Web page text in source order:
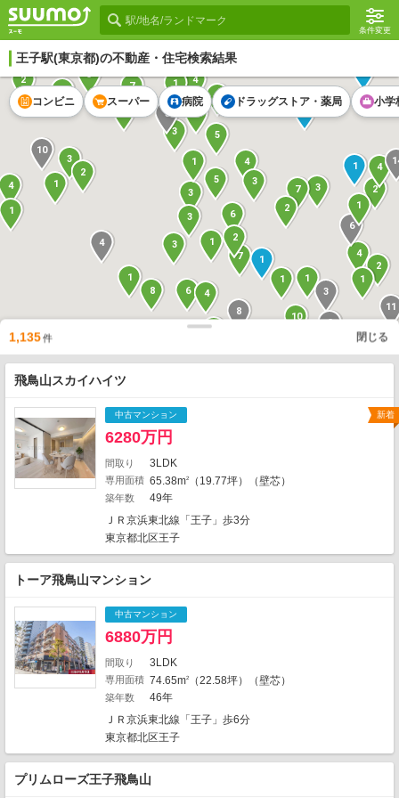
条件変更
王子駅(東京都)の不動産・住宅検索結果
6
10
8
3
3
10
4
6
5
5
8
1
1
1
4
3
4
3
9
4
3
7
7
7
2
1
1
11
4
4
1
4
2
3
13
3
4
4
1
1
1
1
3
10
3
1
4
5
1
3
3
4
4
5
1
6
1
2
13
2
2
1
1
1
1
1
2
1
1
1135件中、中心地から近い999件までを
表示しています。
コンビニ スーパー 病院 ドラッグストア・薬局 小学
1,135件 閉じる
飛鳥山スカイハイツ
新着
中古マンション
6280万円
間取り 3LDK
専用面積 65.38m2 （19.77坪）（壁芯）
築年数
49年
ＪＲ京浜東北線「王子」歩3分
東京都北区王子
トーア飛鳥山マンション
中古マンション
6880万円
間取り 3LDK
専用面積 74.65m2 （22.58坪）（壁芯）
築年数
46年
ＪＲ京浜東北線「王子」歩6分
東京都北区王子
プリムローズ王子飛鳥山